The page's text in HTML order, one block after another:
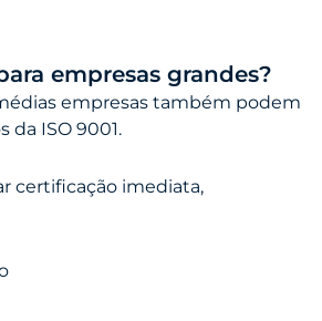
empresas grandes?
empresas também podem
da ISO 9001.
certificação imediata,